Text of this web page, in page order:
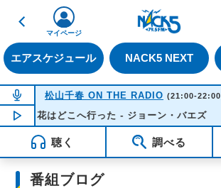
戻る
エアスケジュール NACK5 NEXT
マイページ
NOW ON AIR
松山千春 ON THE RADIO (21:00-
NOW PLAYING21:28
花はどこへ行った - ジョーン・バエズ
聴く 調べる
番組ブログ